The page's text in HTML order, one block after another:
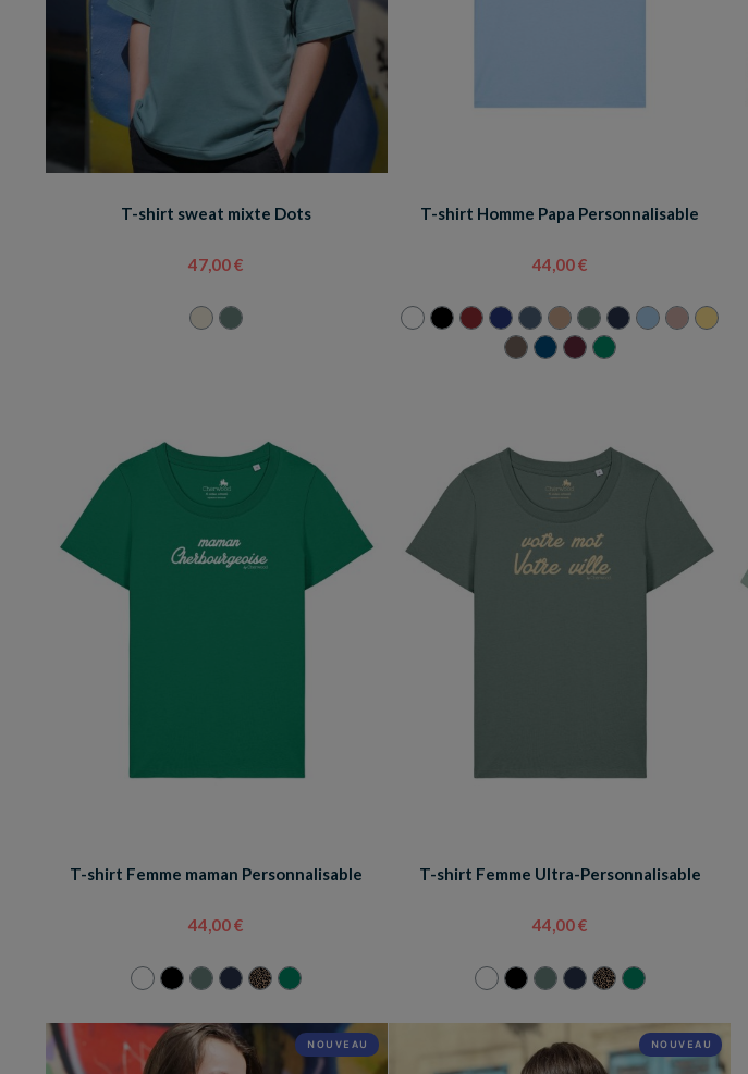
T-shirt sweat mixte Dots
47,00 €
T-shirt Homme Papa Personnalisable
44,00 €
T-shirt Femme maman Personnalisable
44,00 €
T-shirt Femme Ultra-Personnalisable
44,00 €
NOUVEAU NOUVEAU